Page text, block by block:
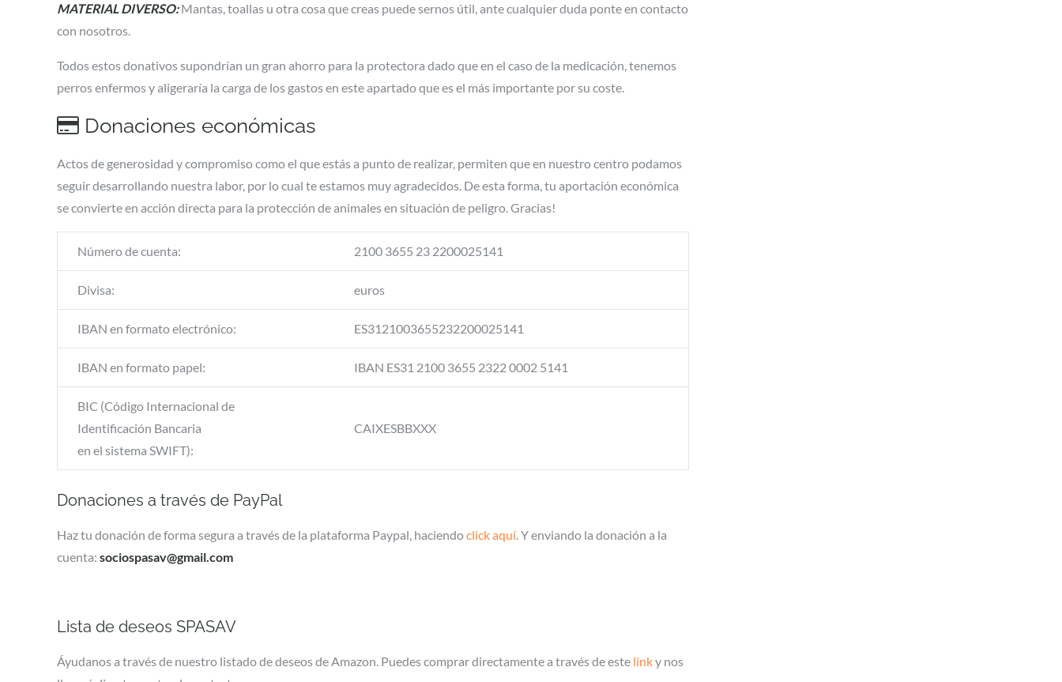
MATERIAL DIVERSO:Mantas, toallas u otra cosa que creas puede sernos útil, ante cualquier duda ponte en contacto
con nosotros.
Todos estos donativos supondrían un gran ahorro para la protectora dado que en el caso de la medicación, tenemos
perros enfermos y aligeraría la carga de los gastos en este apartado que es el más importante por su coste.
Donaciones económicas
Actos de generosidad y compromiso como el que estás a punto de realizar, permiten que en nuestro centro podamos
seguir desarrollando nuestra labor, por lo cual te estamos muy agradecidos. De esta forma, tu aportación económica
se convierte en acción directa para la protección de animales en situación de peligro. Gracias!
Número de cuenta: 2100 3655 23 2200025141
Divisa: euros
IBAN en formato electrónico: ES3121003655232200025141
IBAN en formato papel: IBAN ES31 2100 3655 2322 0002 5141
BIC (Código Internacional de
Identificación Bancaria
en el sistema SWIFT):
CAIXESBBXXX
Donaciones a través de PayPal
Haz tu donación de forma segura a través de la plataforma Paypal, haciendoclick aquí. Y enviando la donación a la
cuenta: sociospasav@gmail.com
Lista de deseos SPASAV
Áyudanos a través de nuestro listado de deseos de Amazon. Puedes comprar directamente a través de este linky nos